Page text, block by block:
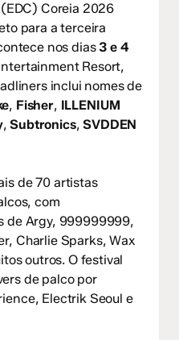
Coreia 2026
para a terceira
nos dias 3 e 4
Resort,
inclui nomes de
, Fisher, ILLENIUM
,Subtronics,SVDDEN
de 70 artistas
com
de Argy, 999999999,
Charlie Sparks, Wax
outros. O festival
de palco por
Electrik Seoul e